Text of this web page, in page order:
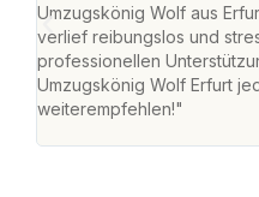
Umzugskönig Wolf aus
verlief reibungslos und
professionellen
Umzugskönig Wolf Erfurt
weiterempfehlen!"